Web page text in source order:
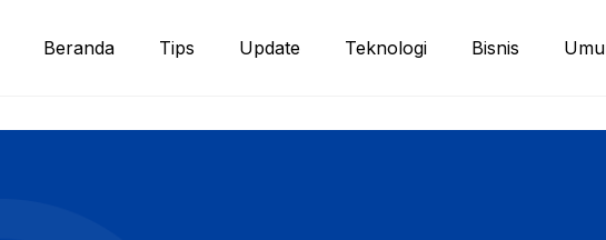
Beranda Tips Update Teknologi Bisnis